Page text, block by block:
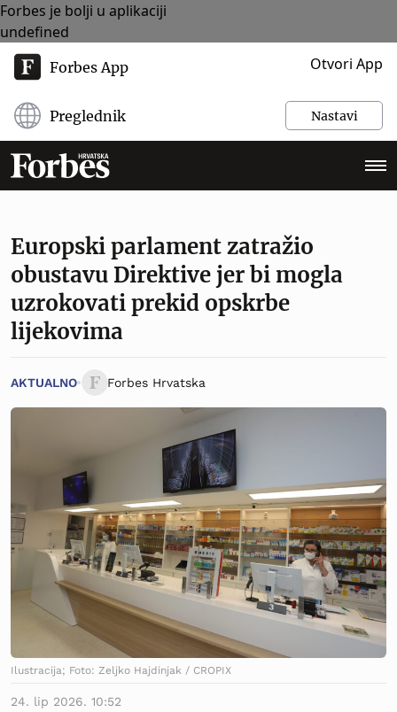
Forbes je bolji u aplikaciji
undefined
Forbes App Otvori App
Preglednik Nastavi
Europski parlament zatražio
obustavu Direktive jer bi mogla
uzrokovati prekid opskrbe
lijekovima
AKTUALNO Forbes Hrvatska
Ilustracija; Foto: Zeljko Hajdinjak / CROPIX
24. lip 2026. 10:52